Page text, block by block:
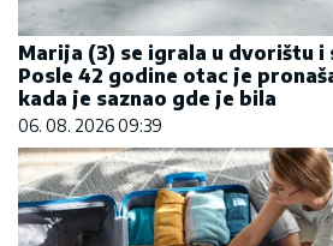
Marija (3) se igrala u dvorištu i
Posle 42 godine otac je
kada je saznao gde je bila
06. 08. 2026 09:39